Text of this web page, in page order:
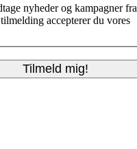
nyheder og kampagner fra
accepterer du vores